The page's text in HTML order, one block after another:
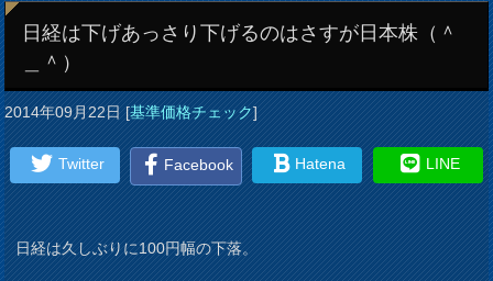
日経は下げあっさり下げるのはさすが日本株（＾
＿＾）
2014年09月22日[基準価格チェック]
Twitter Facebook Hatena LINE
日経は久しぶりに100円幅の下落。